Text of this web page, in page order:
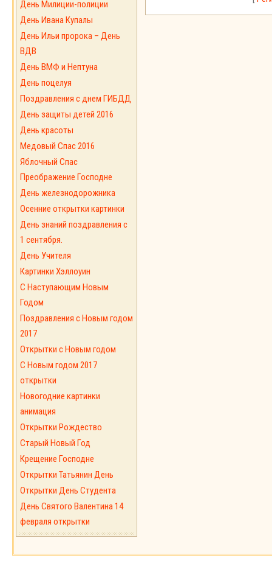
День Милиции-полиции
День Ивана Купалы
День Ильи пророка – День
ВДВ
День ВМФ и Нептуна
День поцелуя
Поздравления с днем ГИБДД
День защиты детей 2016
День красоты
Медовый Спас 2016
Яблочный Спас
Преображение Господне
День железнодорожника
Осенние открытки картинки
День знаний поздравления с
1 сентября.
День Учителя
Картинки Хэллоуин
С Наступающим Новым
Годом
Поздравления с Новым годом
2017
Открытки с Новым годом
C Новым годом 2017
открытки
Новогодние картинки
анимация
Открытки Рождество
Старый Новый Год
Крещение Господне
Открытки Татьянин День
Открытки День Студента
День Святого Валентина 14
февраля открытки